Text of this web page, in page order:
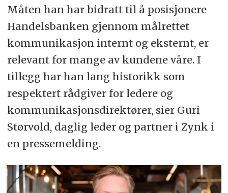
Måten han har bidratt til å posisjonere
Handelsbanken gjennom målrettet
kommunikasjon internt og eksternt, er
relevant for mange av kundene våre. I
tillegg har han lang historikk som
respektert rådgiver for ledere og
kommunikasjonsdirektører, sier Guri
Størvold, daglig leder og partner i Zynk i
en pressemelding.